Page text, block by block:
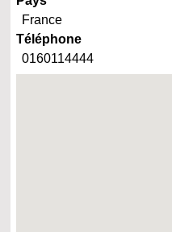
France
Téléphone
0160114444